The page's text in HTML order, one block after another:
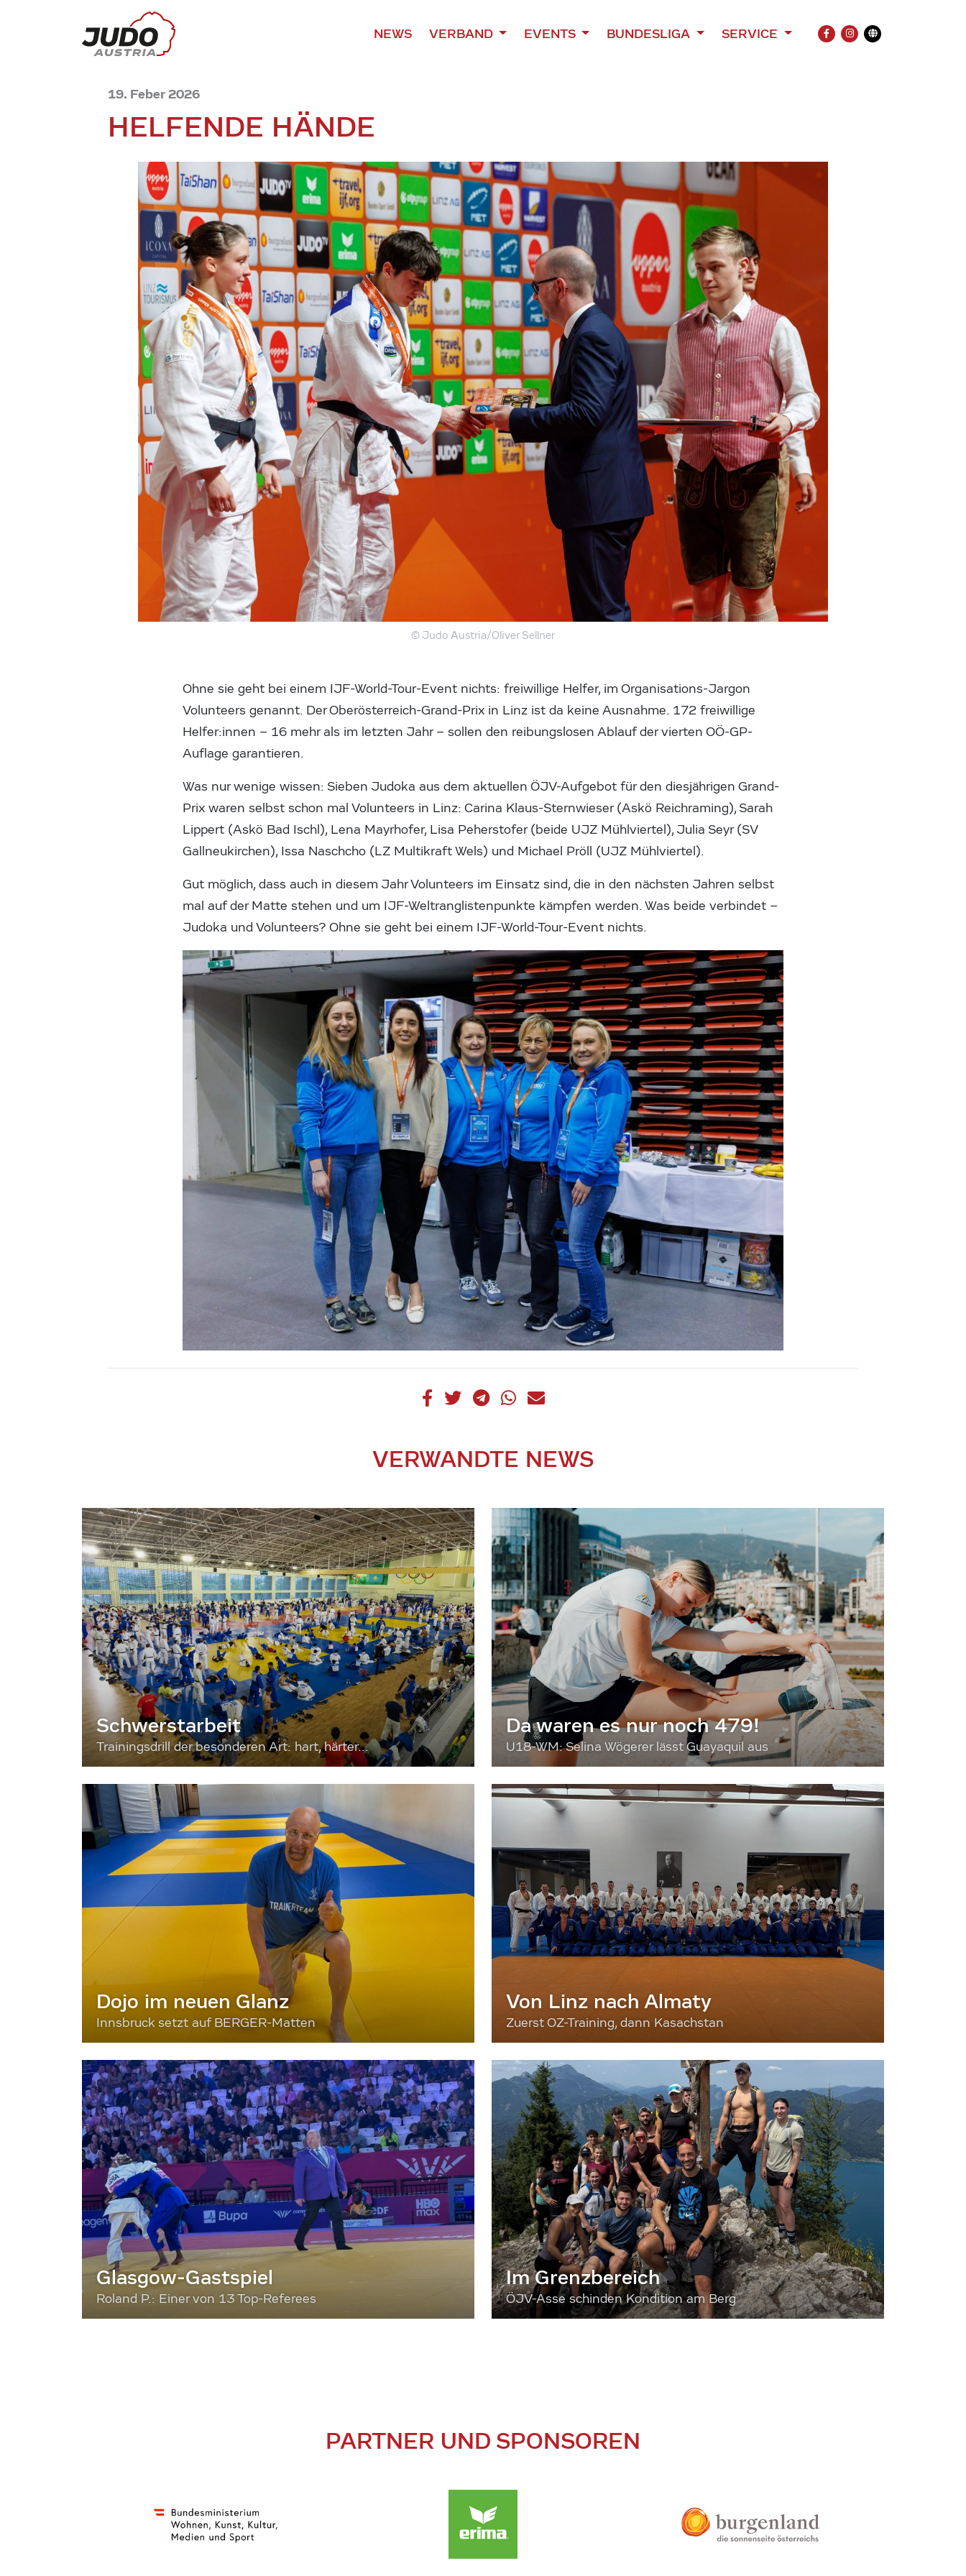
NEWS VERBAND EVENTS BUNDESLIGA SERVICE
FACEBOOK
INSTAGRAM
Übersetzung
19. Feber 2026
HELFENDE HÄNDE
© Judo Austria/Oliver Sellner
Ohne sie geht bei einem IJF-World-Tour-Event nichts: freiwillige Helfer, im Organisations-Jargon
Volunteers genannt. Der Oberösterreich-Grand-Prix in Linz ist da keine Ausnahme. 172 freiwillige
Helfer:innen – 16 mehr als im letzten Jahr – sollen den reibungslosen Ablauf der vierten OÖ-GP-
Auflage garantieren.
Was nur wenige wissen: Sieben Judoka aus dem aktuellen ÖJV-Aufgebot für den diesjährigen Grand-
Prix waren selbst schon mal Volunteers in Linz: Carina Klaus-Sternwieser (Askö Reichraming), Sarah
Lippert (Askö Bad Ischl), Lena Mayrhofer, Lisa Peherstofer (beide UJZ Mühlviertel), Julia Seyr (SV
Gallneukirchen), Issa Naschcho (LZ Multikraft Wels) und Michael Pröll (UJZ Mühlviertel).
Gut möglich, dass auch in diesem Jahr Volunteers im Einsatz sind, die in den nächsten Jahren selbst
mal auf der Matte stehen und um IJF-Weltranglistenpunkte kämpfen werden. Was beide verbindet –
Judoka und Volunteers? Ohne sie geht bei einem IJF-World-Tour-Event nichts.
VERWANDTE NEWS
Schwerstarbeit
Trainingsdrill der besonderen Art: hart, härter...
Da waren es nur noch 479!
U18-WM: Selina Wögerer lässt Guayaquil aus
Dojo im neuen Glanz
Innsbruck setzt auf BERGER-Matten
Von Linz nach Almaty
Zuerst OZ-Training, dann Kasachstan
Glasgow-Gastspiel
Roland P.: Einer von 13 Top-Referees
Im Grenzbereich
ÖJV-Asse schinden Kondition am Berg
PARTNER UND SPONSOREN